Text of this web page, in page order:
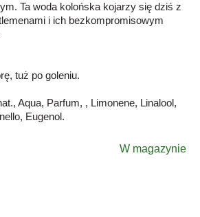
W magazynie
Ta woda kolońska kojarzy się dziś z
i ich bezkompromisowym
tuż po goleniu.
Aqua, Parfum, , Limonene, Linalool,
Eugenol.